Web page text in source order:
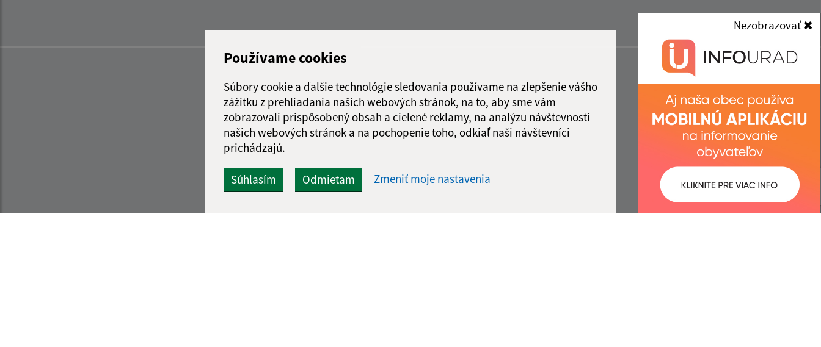
Používame cookies
Súbory cookie a ďalšie technológie sledovania používame na zlepšenie vášho
zážitku z prehliadania našich webových stránok, na to, aby sme vám
zobrazovali prispôsobený obsah a cielené reklamy, na analýzu návštevnosti
našich webových stránok a na pochopenie toho, odkiaľ naši návštevníci
prichádzajú.
Súhlasím Odmietam Zmeniť moje nastavenia
Nezobrazovať